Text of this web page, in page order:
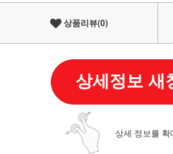
상품리뷰(0)
상세정보 새
상세 정보를 확